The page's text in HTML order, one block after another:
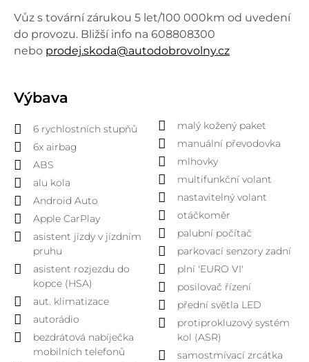
Vůz s tovární zárukou 5 let/100 000km od uvedení
do provozu. Bližší info na 608808300
nebo prodej.skoda@autodobrovolny.cz
Výbava
6 rychlostních stupňů
6x airbag
ABS
alu kola
Android Auto
Apple CarPlay
asistent jízdy v jízdním
pruhu
asistent rozjezdu do
kopce (HSA)
aut. klimatizace
autorádio
bezdrátová nabíječka
mobilních telefonů
malý kožený paket
manuální převodovka
mlhovky
multifunkční volant
nastavitelný volant
otáčkoměr
palubní počítač
parkovací senzory zadní
plní 'EURO VI'
posilovač řízení
přední světla LED
protiprokluzový systém
kol (ASR)
samostmívací zrcátka